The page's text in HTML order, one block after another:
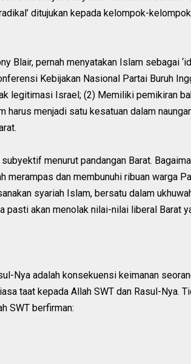
ditujukan kepada kelompok-
Blair, pernah menyatakan Islam sebagai
Kebijakan Nasional Partai Buruh
legitimasi Israel; (2) Memiliki pemikiran
harus menjadi satu kesatuan dalam
menurut pandangan Barat.
merampas dan membunuhi ribuan warga
syariah Islam, bersatu dalam
pasti akan menolak nilai-nilai liberal Barat
Nya adalah konsekuensi keimanan
taat kepada Allah SWT dan Rasul-Nya.
SWT berfirman: